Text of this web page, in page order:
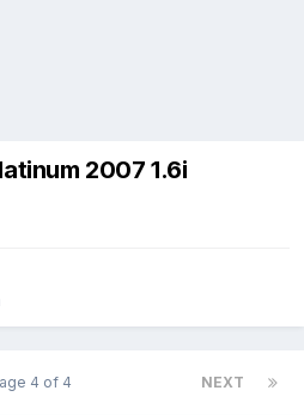
2007 1.6i
NEXT
4 of 4